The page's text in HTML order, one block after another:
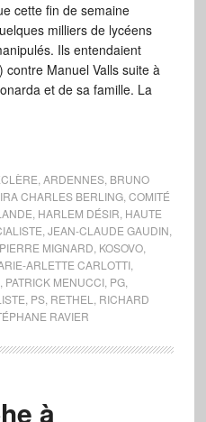
cette fin de semaine
milliers de lycéens
Ils entendaient
Manuel Valls suite à
et de sa famille. La
ARDENNES, BRUNO
CHARLES BERLING, COMITÉ
HARLEM DÉSIR HAUTE
JEAN-CLAUDE GAUDIN
MIGNARD KOSOVO,
ARLETTE CARLOTTI,
PATRICK MENUCCI, PG,
PS, RETHEL
RICHARD
RAVIER
à